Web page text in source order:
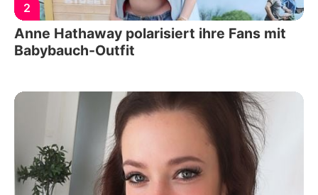
2
Anne Hathaway polarisiert ihre Fans mit
Babybauch-Outfit